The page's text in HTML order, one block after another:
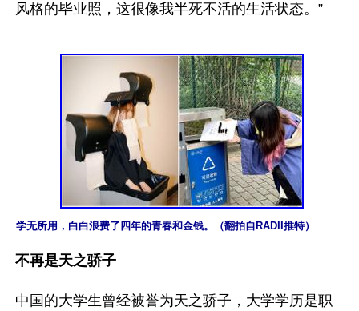
风格的毕业照，这很像我半死不活的生活状态。”
学无所用，白白浪费了四年的青春和金钱。（翻拍自RADII推特）
不再是天之骄子
中国的大学生曾经被誉为天之骄子，大学学历是职